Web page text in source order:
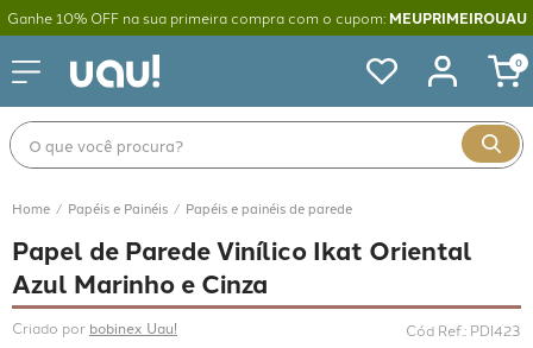
Ganhe 10% OFF na sua primeira compra com o cupom: MEUPRIMEIROUAU
0
O que você procura?
Papéis e Painéis Papéis e painéis de parede
Papel de Parede Vinílico Ikat Oriental
Azul Marinho e Cinza
Criado por bobinex Uau! Cód Ref.: PDI423